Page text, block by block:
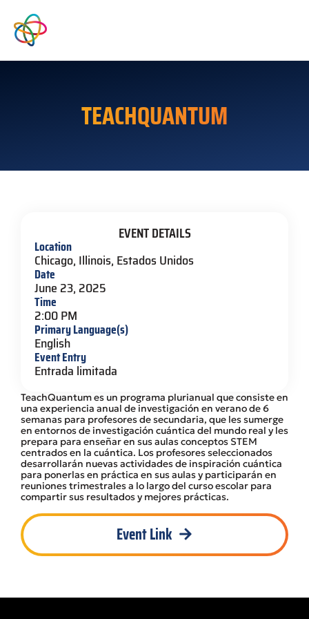
TEACHQUANTUM
TeachQuantum es un programa plurianual que consiste en
una experiencia anual de investigación en verano de 6
semanas para profesores de secundaria, que les sumerge
en entornos de investigación cuántica del mundo real y les
prepara para enseñar en sus aulas conceptos STEM
centrados en la cuántica. Los profesores seleccionados
desarrollarán nuevas actividades de inspiración cuántica
para ponerlas en práctica en sus aulas y participarán en
reuniones trimestrales a lo largo del curso escolar para
compartir sus resultados y mejores prácticas.
Event Link
EVENT DETAILS
Location
Chicago, Illinois, Estados Unidos
Date
June 23, 2025
Time
2:00 PM
Primary Language(s)
English
Event Entry
Entrada limitada